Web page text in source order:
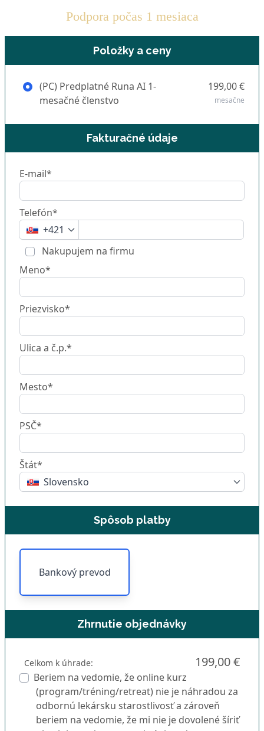
Podpora počas 1 mesiaca
Položky a ceny
(PC) Predplatné Runa AI 1-
mesačné členstvo
199,00 €
mesačne
Fakturačné údaje
E-mail*
Telefón*
+421
Nakupujem na firmu
Meno*
Priezvisko*
Ulica a č.p.*
Mesto*
PSČ*
Štát*
Slovensko
Spôsob platby
Bankový prevod
Zhrnutie objednávky
Celkom k úhrade: 199,00 €
Beriem na vedomie, že online kurz
(program/tréning/retreat) nie je náhradou za
odbornú lekársku starostlivosť a zároveň
beriem na vedomie, že mi nie je dovolené šíriť